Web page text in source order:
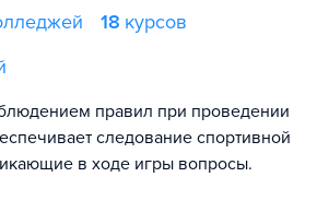
18 курсов
правил при проведении
следование спортивной
в ходе игры вопросы.